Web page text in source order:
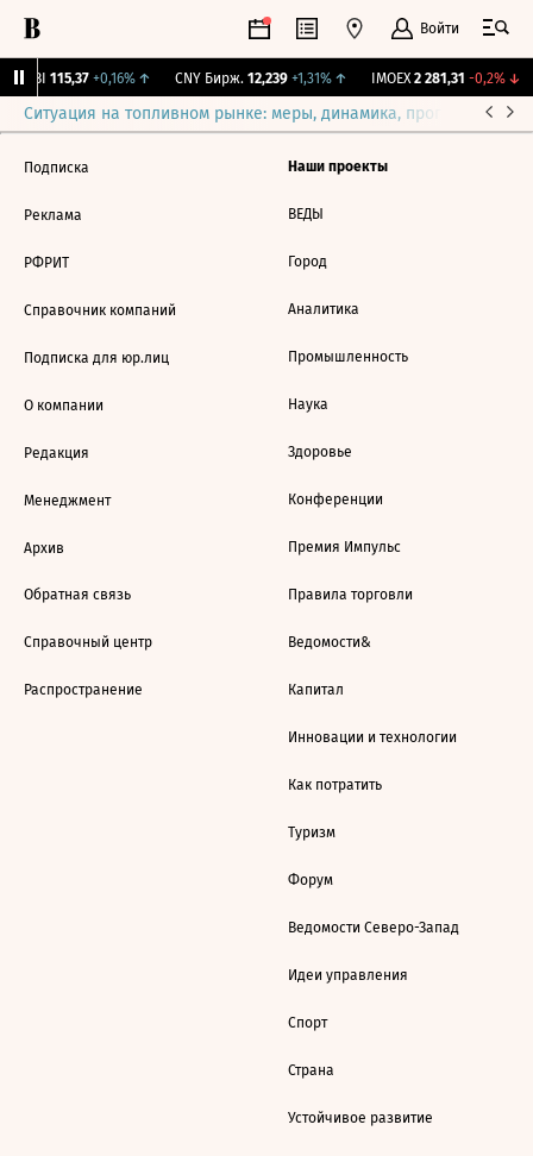
Войти
RGBI 115,37 +0,16%↑ CNY Бирж. 12,239 +1,31%↑ IMOEX 2 281,31 -0,2%↓
Ситуация на топливном рынке: меры, динамика, прогнозы
Подписка
Реклама
РФРИТ
Справочник компаний
Подписка для юр.лиц
О компании
Редакция
Менеджмент
Архив
Обратная связь
Справочный центр
Распространение
Наши проекты
ВЕДЫ
Город
Аналитика
Промышленность
Наука
Здоровье
Конференции
Премия Импульс
Правила торговли
Ведомости&
Капитал
Инновации и технологии
Как потратить
Туризм
Форум
Ведомости Северо-Запад
Идеи управления
Спорт
Страна
Устойчивое развитие